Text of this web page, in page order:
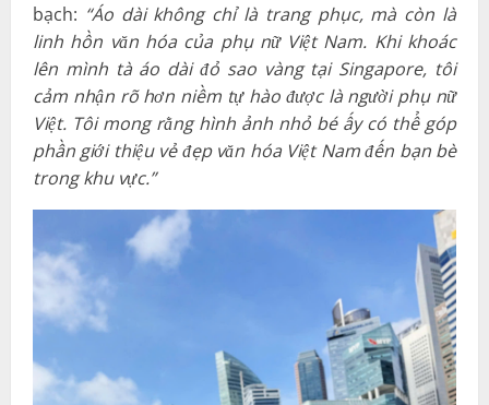
bạch: “Áo dài không chỉ là trang phục, mà còn là
linh hồn văn hóa của phụ nữ Việt Nam. Khi khoác
lên mình tà áo dài đỏ sao vàng tại Singapore, tôi
cảm nhận rõ hơn niềm tự hào được là người phụ nữ
Việt. Tôi mong rằng hình ảnh nhỏ bé ấy có thể góp
phần giới thiệu vẻ đẹp văn hóa Việt Nam đến bạn bè
trong khu vực.”